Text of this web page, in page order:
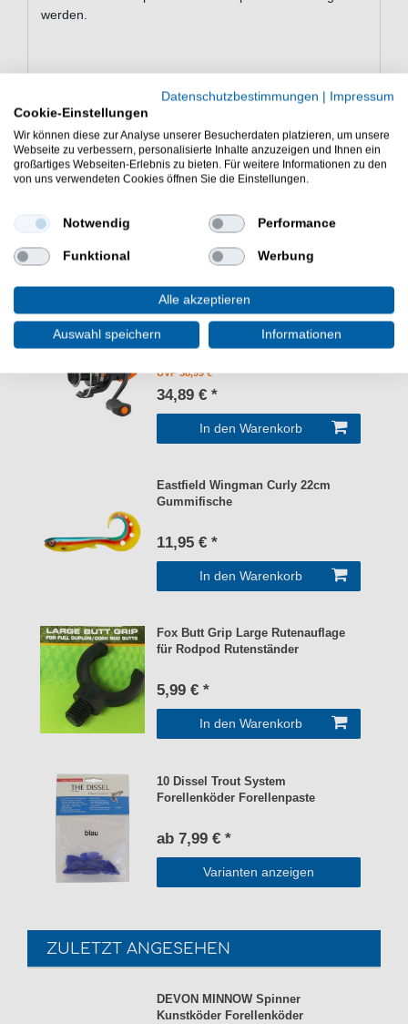
werden.
Fängiger Kunstköder DEVON MINNOW Spinner. Der
gute Forellenköder Hechtköder Barschköder zum
Forellenangeln, BArschangeln, Hechtangeln und
Raubfischangeln.
WEITERE INTERESSANTE ARTIKEL
Okuma JAW-20 FD Rolle -
Spinnrolle
UVP 38,99 €
34,89 € *
In den Warenkorb
Eastfield Wingman Curly 22cm
Gummifische
11,95 € *
In den Warenkorb
Fox Butt Grip Large Rutenauflage
für Rodpod Rutenständer
5,99 € *
In den Warenkorb
10 Dissel Trout System
Forellenköder Forellenpaste
ab 7,99 € *
Varianten anzeigen
ZULETZT ANGESEHEN
DEVON MINNOW Spinner
Kunstköder Forellenköder
Datenschutzbestimmungen | Impressum
Cookie-Einstellungen
Wir können diese zur Analyse unserer Besucherdaten platzieren, um unsere
Webseite zu verbessern, personalisierte Inhalte anzuzeigen und Ihnen ein
großartiges Webseiten-Erlebnis zu bieten. Für weitere Informationen zu den
von uns verwendeten Cookies öffnen Sie die Einstellungen.
Notwendig Performance
Funktional Werbung
Alle akzeptieren
Auswahl speichern Informationen